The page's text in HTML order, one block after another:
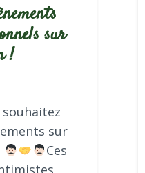
sur
!
souhaitez
sur
Ces